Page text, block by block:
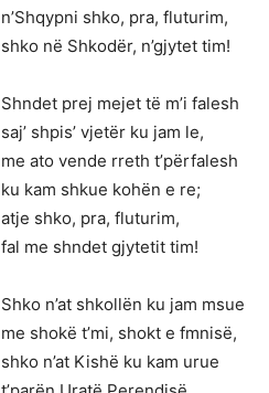
n’Shqypni shko, pra, fluturim,
shko në Shkodër, n’gjytet tim!
Shndet prej mejet të m’i falesh
saj’ shpis’ vjetër ku jam le,
me ato vende rreth t’përfalesh
ku kam shkue kohën e re;
atje shko, pra, fluturim,
fal me shndet gjytetit tim!
Shko n’at shkollën ku jam msue
me shokë t’mi, shokt e fmnisë,
shko n’at Kishë ku kam urue